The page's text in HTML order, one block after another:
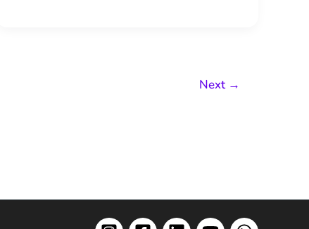
Next →